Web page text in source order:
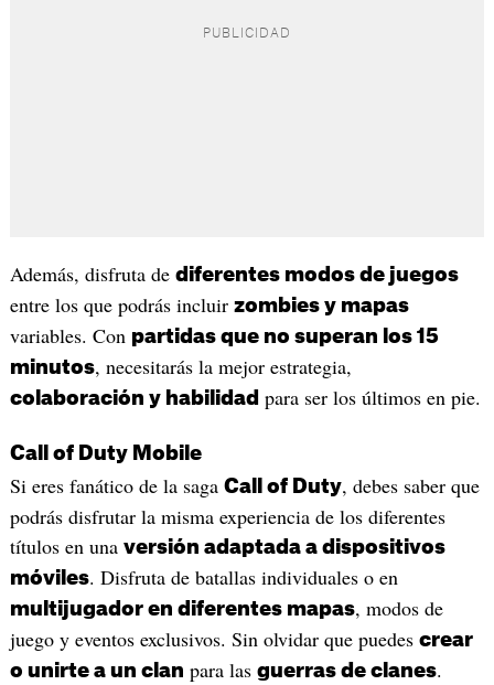
Además, disfruta de diferentes modos de juegos
entre los que podrás incluir zombies y mapas
variables. Con partidas que no superan los 15
minutos, necesitarás la mejor estrategia,
colaboración y habilidad para ser los últimos en pie.
Call of Duty Mobile
Si eres fanático de la saga Call of Duty, debes saber que
podrás disfrutar la misma experiencia de los diferentes
títulos en una versión adaptada a dispositivos
móviles. Disfruta de batallas individuales o en
multijugador en diferentes mapas, modos de
juego y eventos exclusivos. Sin olvidar que puedes crear
o unirte a un clan para las guerras de clanes.